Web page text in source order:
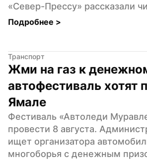
«Север-Прессу» рассказали
Подробнее >
Транспорт
Жми на газ к
автофестиваль хотят
Ямале
Фестиваль «Автоледи
провести 8 августа.
ищет организатора
многоборья с денежным